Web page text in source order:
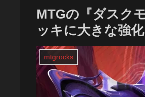
MTGの『ダスク
ッキに大きな強
mtgrocks